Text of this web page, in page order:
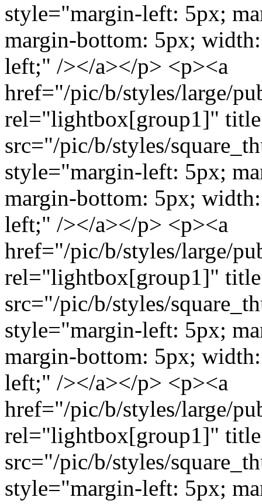
style="margin-left: 5px;
margin-bottom: 5px;
left;" /></a></p> <p><a
href="/pic/b/styles/large/
rel="lightbox[group1]"
src="/pic/b/styles/
style="margin-left: 5px;
margin-bottom: 5px;
left;" /></a></p> <p><a
href="/pic/b/styles/large/
rel="lightbox[group1]"
src="/pic/b/styles/
style="margin-left: 5px;
margin-bottom: 5px;
left;" /></a></p> <p><a
href="/pic/b/styles/large/
rel="lightbox[group1]"
src="/pic/b/styles/
style="margin-left: 5px;